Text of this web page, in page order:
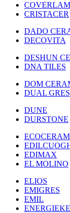
COVERLAM
CRISTACER
DADO
DECOVITA
DESHUN
DNA TILES
DOM
DUAL GRES
DUNE
DURSTONE
EDIMAX
EL MOLINO
ELIOS
EMIGRES
EMIL